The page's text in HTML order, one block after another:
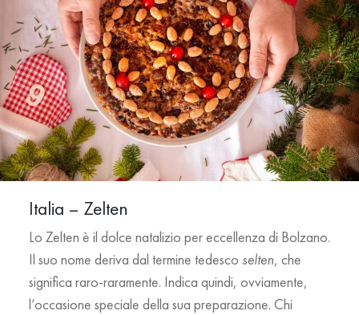
Italia – Zelten
Lo Zelten è il dolce natalizio per eccellenza di Bolzano.
Il suo nome deriva dal termine tedesco selten, che
significa raro-raramente. Indica quindi, ovviamente,
l’occasione speciale della sua preparazione. Chi